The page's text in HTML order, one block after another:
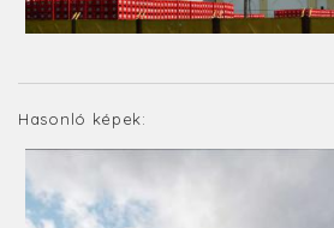
Hasonló képek: